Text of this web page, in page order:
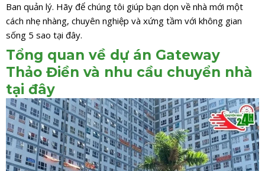
Ban quản lý. Hãy để chúng tôi giúp bạn dọn về nhà mới một
cách nhẹ nhàng, chuyên nghiệp và xứng tầm với không gian
sống 5 sao tại đây.
Tổng quan về dự án Gateway
Thảo Điền và nhu cầu chuyển nhà
tại đây